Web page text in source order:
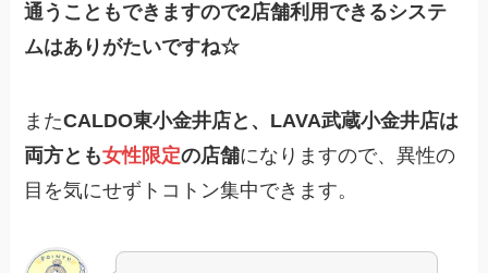
通うこともできますので2店舗利用できるシステ
ムはありがたいですね☆
またCALDO東小金井店と、LAVA武蔵小金井店は
両方とも女性限定の店舗になりますので、異性の
目を気にせずトコトン集中できます。